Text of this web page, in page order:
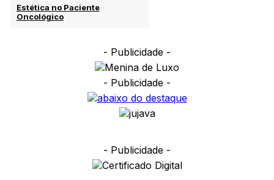
Estética no Paciente
Oncológico
- Publicidade -
- Publicidade -
- Publicidade -